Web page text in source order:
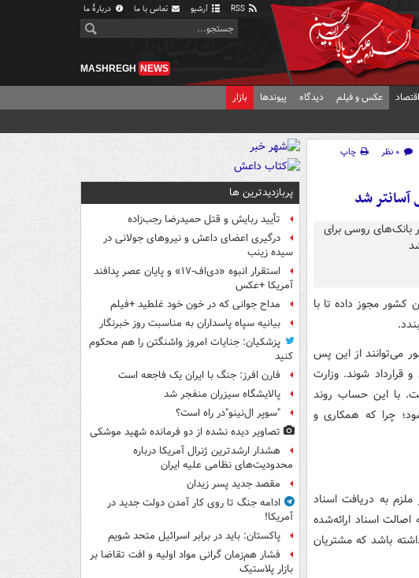
آرشیو تماس با ما دربارهٔ ما
MASHREGH NEWS
اقتصاد عکس و فیلم دیدگاه پیوندها بازار
۰ نظر
چاپ
شد
مجوز داده تا با
می‌توانند از این پس
قرارداد شوند. وزارت
با این حساب روند
چرا که همکاری و
به دریافت اسناد
اسناد ارائه‌شده
باشد که مشتریان
پربازدیدترین ها
تأیید ربایش و قتل حمیدرضا رجب‌زاده
درگیری اعضای داعش و نیروهای جولانی در
سیده زینب
استقرار انبوه «دی‌اف‑۱۷» و پایان عصر پدافند
آمریکا +عکس
مداح جوانی که در خون خود غلطید +فیلم
بیانیه سپاه پاسداران به مناسبت روز خبرنگار
پزشکیان: جنایات امروز واشنگتن را هم محکوم
کنید
فارن افرز: جنگ با ایران یک فاجعه است
پالایشگاه سیزران منفجر شد
"سوپر ال‌نینو"در راه است؟
تصاویر دیده‌ نشده از دو فرمانده شهید موشکی
هشدار ارشدترین ژنرال آمریکا درباره
محدودیت‌های نظامی علیه ایران
مقصد جدید پسر زیدان
ادامه جنگ تا روی کار آمدن دولت جدید در
آمریکا!
پاکستان: باید در برابر اسرائیل متحد شویم
فشار هم‌زمان گرانی مواد اولیه و افت تقاضا بر
بازار پلاستیک